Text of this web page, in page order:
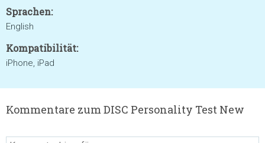
Sprachen:
English
Kompatibilität:
iPhone, iPad
Kommentare zum DISC Personality Test New